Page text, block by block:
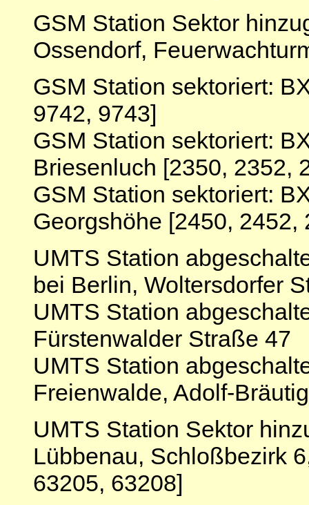
GSM Station Sektor
Ossendorf,
GSM Station sektoriert:
9742, 9743]
GSM Station sektoriert:
Briesenluch [2350, 2352,
GSM Station sektoriert:
Georgshöhe [2450, 2452,
UMTS Station
bei Berlin, Woltersdorfer
UMTS Station
Fürstenwalder Straße 47
UMTS Station
Freienwalde, Adolf-
UMTS Station Sektor
Lübbenau, Schloßbezirk
63205, 63208]